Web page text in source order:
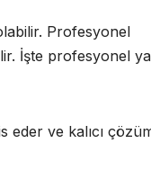
Profesyonel
İşte profesyonel
eder ve kalıcı